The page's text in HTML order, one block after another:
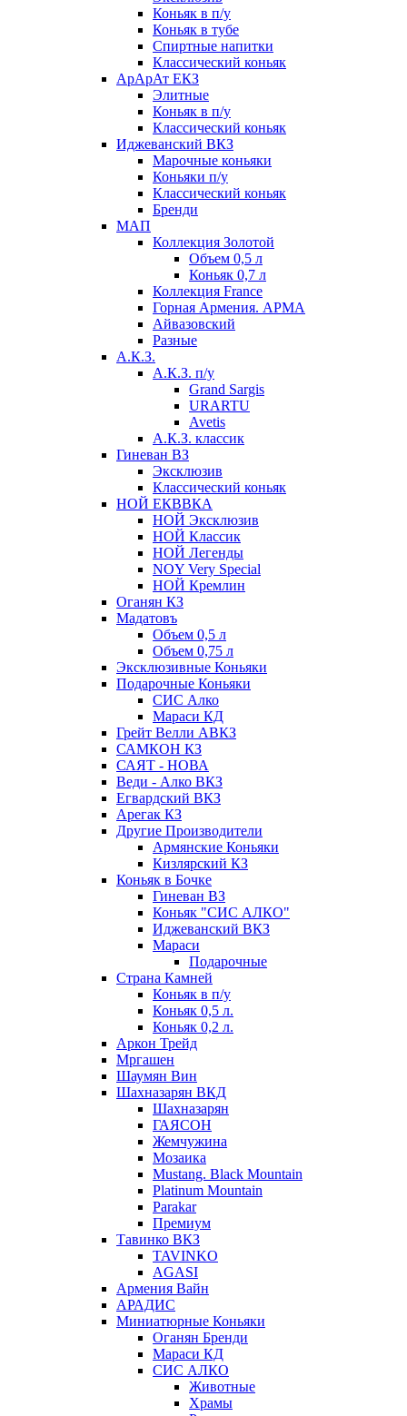
Коньяк в п/у
Коньяк в тубе
Спиртные напитки
Классический коньяк
АрАрАт ЕКЗ
Элитные
Коньяк в п/у
Классический коньяк
Иджеванский ВКЗ
Марочные коньяки
Коньяки п/у
Классический коньяк
Бренди
МАП
Коллекция Золотой
Объем 0,5 л
Коньяк 0,7 л
Коллекция France
Горная Армения. АРМА
Айвазовский
Разные
А.К.З.
А.К.З. п/у
Grand Sargis
URARTU
Avetis
А.К.З. классик
Гиневан ВЗ
Эксклюзив
Классический коньяк
НОЙ ЕКВВКА
НОЙ Эксклюзив
НОЙ Классик
НОЙ Легенды
NOY Very Speсial
НОЙ Кремлин
Оганян КЗ
Мадатовъ
Объем 0,5 л
Объем 0,75 л
Эксклюзивные Коньяки
Подарочные Коньяки
СИС Алко
Мараси КД
Грейт Велли АВКЗ
САМКОН КЗ
САЯТ - НОВА
Веди - Алко ВКЗ
Егвардский ВКЗ
Арегак КЗ
Другие Производители
Армянские Коньяки
Кизлярский КЗ
Коньяк в Бочке
Гиневан ВЗ
Коньяк "СИС АЛКО"
Иджеванский ВКЗ
Мараси
Подарочные
Страна Камней
Коньяк в п/у
Коньяк 0,5 л.
Коньяк 0,2 л.
Аркон Трейд
Мргашен
Шаумян Вин
Шахназарян ВКД
Шахназарян
ГАЯСОН
Жемчужина
Мозаика
Mustang. Black Mountain
Platinum Mountain
Parakar
Премиум
Тавинко ВКЗ
TAVINKO
AGASI
Армения Вайн
АРАДИС
Миниатюрные Коньяки
Оганян Бренди
Мараси КД
СИС АЛКО
Животные
Храмы